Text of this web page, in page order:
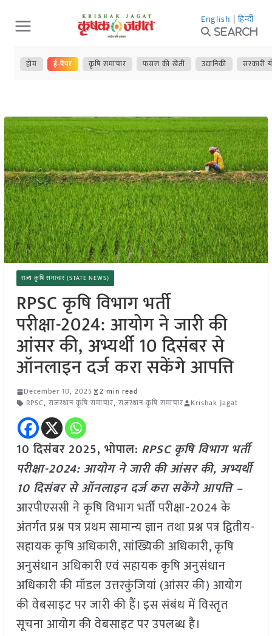
Skip
to
content
English | हिन्दी
Search
होम ई-पेपर कृषि समाचार फसल की खेती उद्यानिकी सरकारी
राज्य कृषि समाचार (STATE NEWS)
RPSC कृषि विभाग भर्ती
परीक्षा-2024: आयोग ने जारी की
आंसर की, अभ्यर्थी 10 दिसंबर से
ऑनलाइन दर्ज करा सकेंगे आपत्ति
December 10, 2025
2 min read
RPSC, राजस्थान कृषि समाचार, राजस्थान कृषि समाचार Krishak Jagat
10 दिसंबर 2025, भोपाल: RPSC कृषि विभाग भर्ती
परीक्षा-2024: आयोग ने जारी की आंसर की, अभ्यर्थी
10 दिसंबर से ऑनलाइन दर्ज करा सकेंगे आपत्ति –
आरपीएससी ने कृषि विभाग भर्ती परीक्षा-2024 के
अंतर्गत प्रश्न पत्र प्रथम सामान्य ज्ञान तथा प्रश्न पत्र द्वितीय-
सहायक कृषि अधिकारी, सांख्यिकी अधिकारी, कृषि
अनुसंधान अधिकारी एवं सहायक कृषि अनुसंधान
अधिकारी की मॉडल उत्तरकुंजियां (आंसर की) आयोग
की वेबसाइट पर जारी की हैं। इस संबंध में विस्तृत
सूचना आयोग की वेबसाइट पर उपलब्ध है।